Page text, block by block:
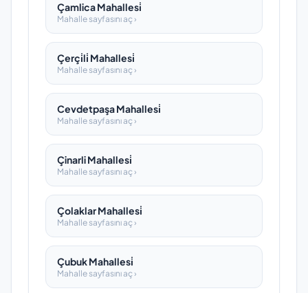
Çamlica Mahallesi̇
Mahalle sayfasını aç ›
Çerçi̇li̇ Mahallesi̇
Mahalle sayfasını aç ›
Cevdetpaşa Mahallesi̇
Mahalle sayfasını aç ›
Çinarli Mahallesi̇
Mahalle sayfasını aç ›
Çolaklar Mahallesi̇
Mahalle sayfasını aç ›
Çubuk Mahallesi̇
Mahalle sayfasını aç ›